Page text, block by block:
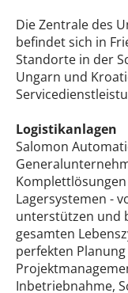
Die Zentrale des
befindet sich in
Standorte in der
Ungarn und
Logistikanlagen
Salomon
Lagersystemen -
unterstützen und
gesamten
perfekten
Inbetriebnahme,